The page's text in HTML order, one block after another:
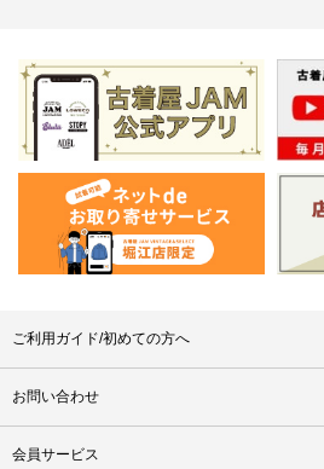
ご利用ガイド/初めての方へ
お問い合わせ
会員サービス